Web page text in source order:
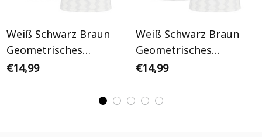
Weiß Schwarz Braun
Geometrisches
Wellenmuster
€14,99
Weiß Schwarz Braun
Geometrisches
Wellenmuster
Fußballtrikot
€14,99